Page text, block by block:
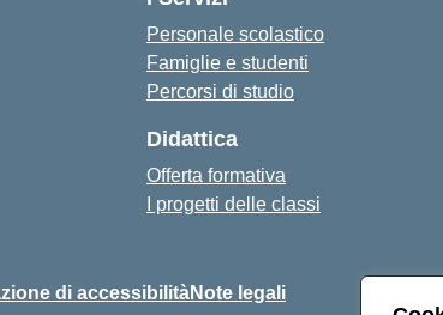
Personale scolastico
Famiglie e studenti
Percorsi di studio
Didattica
Offerta formativa
I progetti delle classi
di accessibilitàNote legali